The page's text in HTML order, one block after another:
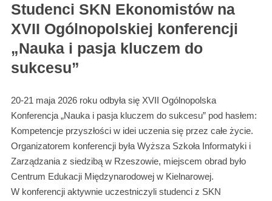
Studenci SKN Ekonomistów na
XVII Ogólnopolskiej konferencji
„Nauka i pasja kluczem do
sukcesu”
20-21 maja 2026 roku odbyła się XVII Ogólnopolska
Konferencja „Nauka i pasja kluczem do sukcesu” pod hasłem:
Kompetencje przyszłości w idei uczenia się przez całe życie.
Organizatorem konferencji była Wyższa Szkoła Informatyki i
Zarządzania z siedzibą w Rzeszowie, miejscem obrad było
Centrum Edukacji Międzynarodowej w Kielnarowej.
W konferencji aktywnie uczestniczyli studenci z SKN